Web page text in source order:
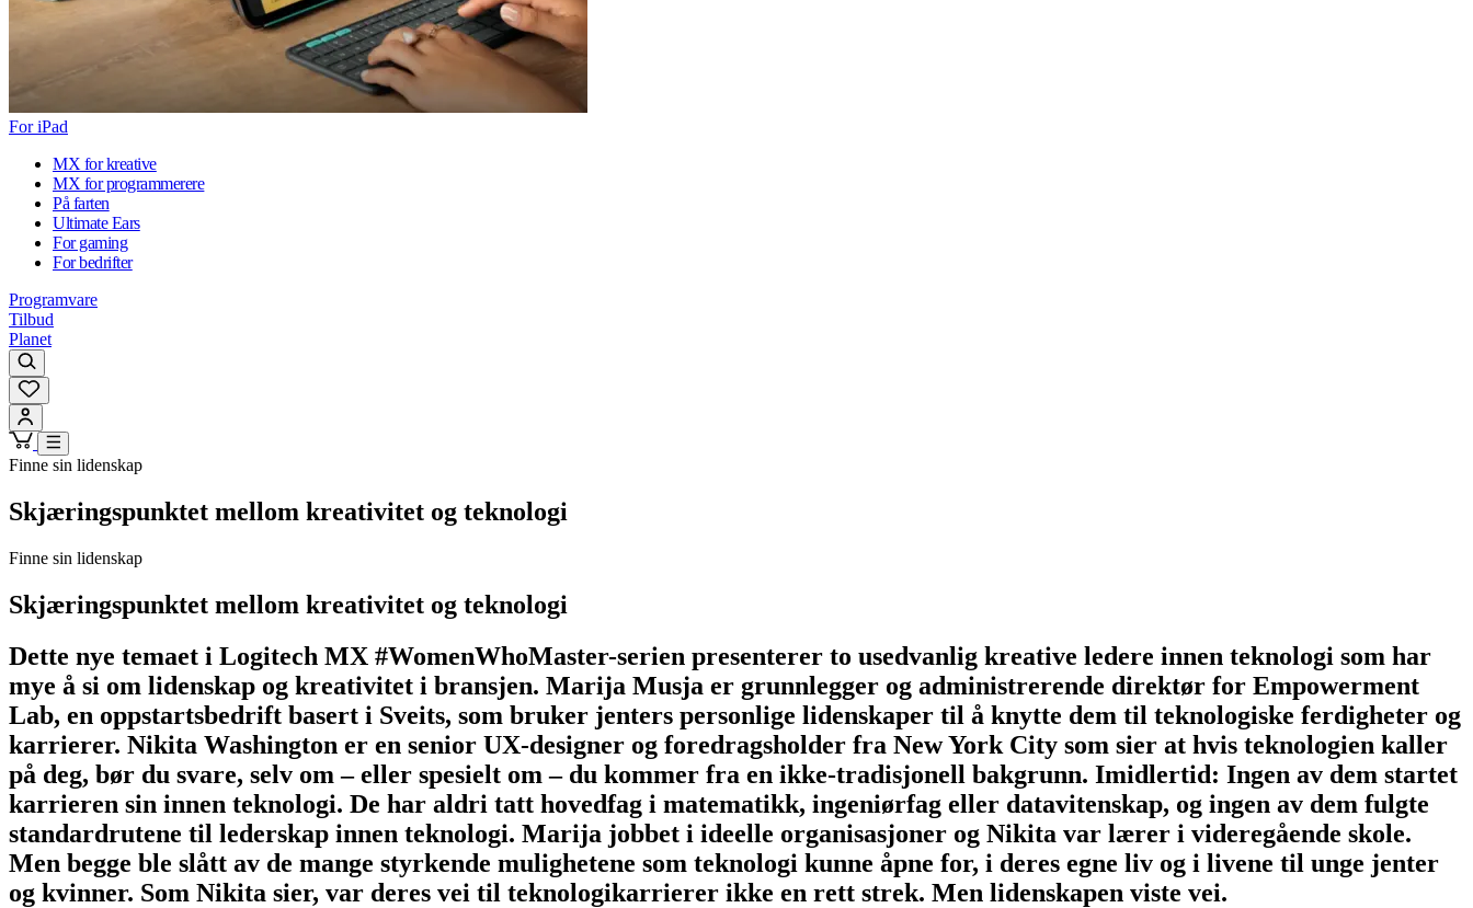
For iPad
MX for kreative
MX for programmerere
På farten
Ultimate Ears
For gaming
For bedrifter
Programvare
Tilbud
Planet
Finne sin lidenskap
Skjæringspunktet mellom kreativitet og teknologi
Finne sin lidenskap
Skjæringspunktet mellom kreativitet og teknologi
Dette nye temaet i Logitech MX #WomenWhoMaster-serien presenterer to usedvanlig kreative ledere innen teknologi som har
mye å si om lidenskap og kreativitet i bransjen. Marija Musja er grunnlegger og administrerende direktør for Empowerment
Lab, en oppstartsbedrift basert i Sveits, som bruker jenters personlige lidenskaper til å knytte dem til teknologiske ferdigheter og
karrierer. Nikita Washington er en senior UX-designer og foredragsholder fra New York City som sier at hvis teknologien kaller
på deg, bør du svare, selv om – eller spesielt om – du kommer fra en ikke-tradisjonell bakgrunn. Imidlertid: Ingen av dem startet
karrieren sin innen teknologi. De har aldri tatt hovedfag i matematikk, ingeniørfag eller datavitenskap, og ingen av dem fulgte
standardrutene til lederskap innen teknologi. Marija jobbet i ideelle organisasjoner og Nikita var lærer i videregående skole.
Men begge ble slått av de mange styrkende mulighetene som teknologi kunne åpne for, i deres egne liv og i livene til unge jenter
og kvinner. Som Nikita sier, var deres vei til teknologikarrierer ikke en rett strek. Men lidenskapen viste vei.